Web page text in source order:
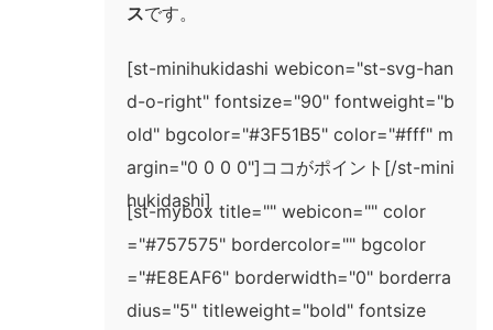
スです。
[st-minihukidashi webicon="st-svg-han
d-o-right" fontsize="90" fontweight="b
old" bgcolor="#3F51B5" color="#fff" m
argin="0 0 0 0"]ココがポイント[/st-mini
hukidashi]
[st-mybox title="" webicon="" color
="#757575" bordercolor="" bgcolor
="#E8EAF6" borderwidth="0" borderra
dius="5" titleweight="bold" fontsize